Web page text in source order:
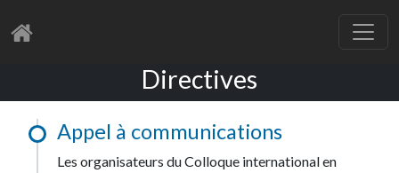
Directives
Appel à communications
Les organisateurs du Colloque international en